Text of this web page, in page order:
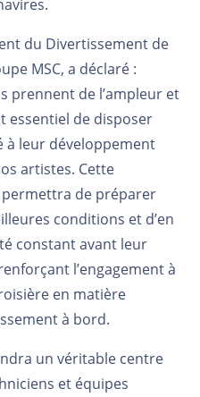
du Divertissement de
MSC, a déclaré :
prennent de l’ampleur et
essentiel de disposer
à leur développement
artistes. Cette
de préparer
conditions et d’en
constant avant leur
l’engagement à
en matière
à bord.
un véritable centre
et équipes